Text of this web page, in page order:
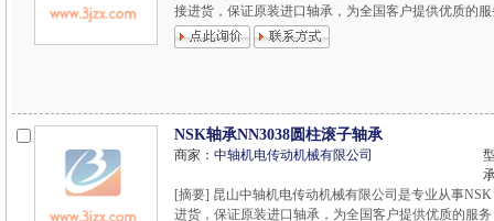
接进货，保证原装进口轴承，为全国客户提供优质的
NSK轴承NN3038圆柱滚子轴承
商家：中轴机电传动机械有限公司
[摘要] 昆山中轴机电传动机械有限公司是专业从事
进货，保证原装进口轴承，为全国客户提供优质的服